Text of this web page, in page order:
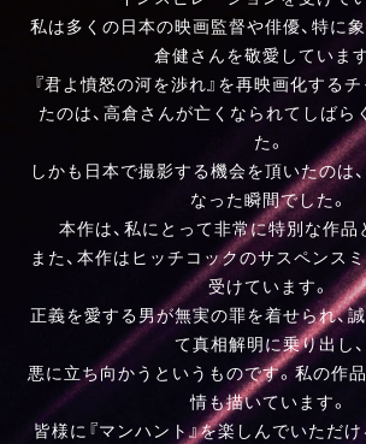
私は多くの日本の映画監督や俳優、特に
倉健さんを敬愛しています
『君よ憤怒の河を渉れ』を再映画化する
たのは、高倉さんが亡くなられてしばら
た。
しかも日本で撮影する機会を頂いたのは
なった瞬間でした。
本作は、私にとって非常に特別な作品
また、本作はヒッチコックのサスペンス
受けています。
正義を愛する男が無実の罪を着せられ、
て真相解明に乗り出し、
悪に立ち向かうというものです。私の作
情も描いています。
皆様に『マンハント』を楽しんでいただ